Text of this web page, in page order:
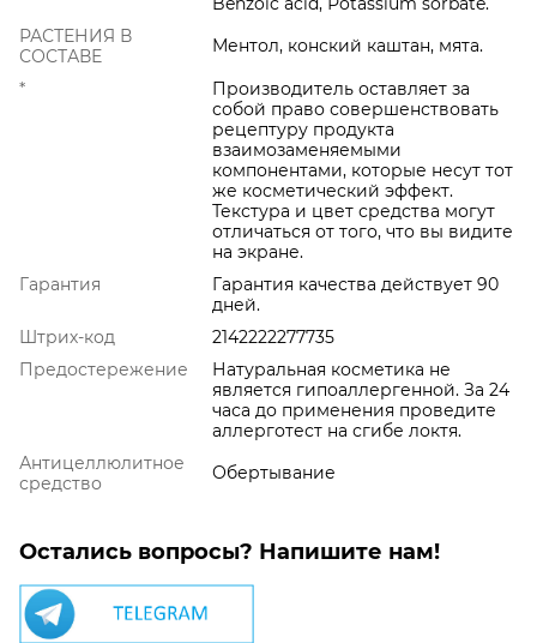
РАСТЕНИЯ В
СОСТАВЕ
Ментол, конский каштан, мята.
*
Производитель оставляет за
собой право совершенствовать
рецептуру продукта
взаимозаменяемыми
компонентами, которые несут тот
же косметический эффект.
Текстура и цвет средства могут
отличаться от того, что вы видите
на экране.
Гарантия
Гарантия качества действует 90
дней.
Штрих-код
2142222277735
Предостережение
Натуральная косметика не
является гипоаллергенной. За 24
часа до применения проведите
аллерготест на сгибе локтя.
Антицеллюлитное
средство
Обертывание
Остались вопросы? Напишите нам!